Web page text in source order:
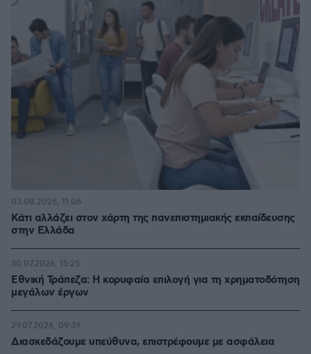
Κάτι αλλάζει στον χάρτη της πανεπιστημιακής εκπαίδευσης
στην Ελλάδα
03.08.2026, 11:06
Εθνική Τράπεζα: Η κορυφαία επιλογή για τη χρηματοδότηση
μεγάλων έργων
30.07.2026, 15:25
Διασκεδάζουμε υπεύθυνα, επιστρέφουμε με ασφάλεια
29.07.2026, 09:39